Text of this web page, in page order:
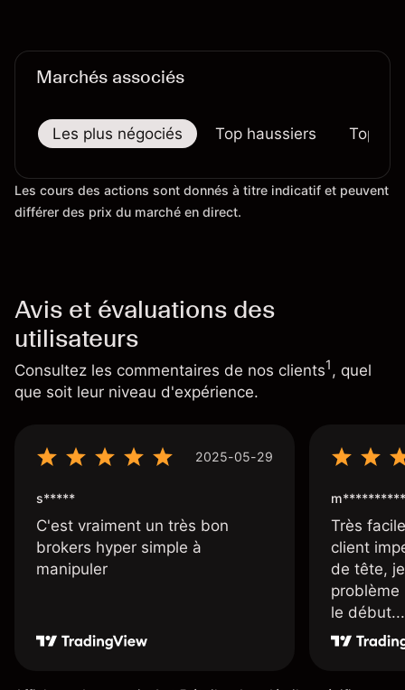
Marchés associés
Les plus négociés Top haussiers Top
Les cours des actions sont donnés à titre indicatif et peuvent
différer des prix du marché en direct.
Avis et évaluations des
utilisateurs
Consultez les commentaires de nos clients1, quel
que soit leur niveau d'expérience.
2025-05-29
s*****
C'est vraiment un très bon
brokers hyper simple à
manipuler
m**********
Très
client
de tête,
problème
le début...